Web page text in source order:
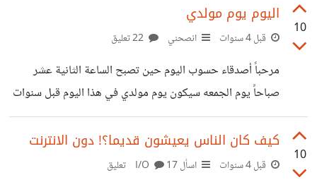
10
اليوم يوم مولدي
قبل 4 سنوات انصحني
مرحباً أصدقاء حسوب اليوم حين تصبح الساعة الثانية عشر
صباحاََ يوم الجمعه سيكون يوم مولدي في هذا اليوم قبل سنوات
كنت أعد الأيام وأنتظره بفارغ الصبر , أما الآن رحل كل شيء ولا
يهم لا أخفي عليكم أنني لا أريد أن يكتبوا لي تهنئه , لم أعد أشعر
ببهجة هذا اليوم في العام السابق كنت قد أقفلت الفيسبوك ولكن
10
كيف كان الناس يعيشون قديما؟! دون الانترنت
قبل 4 سنوات اسأل I/O17 تعليق